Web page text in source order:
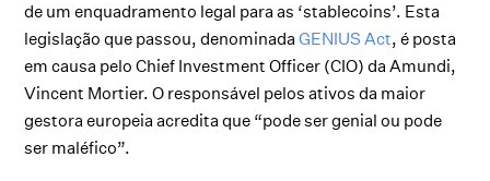
de um enquadramento legal para as ‘stablecoins’. Esta
legislação que passou, denominadaGENIUS Act, é posta
em causa pelo Chief Investment Officer (CIO) da Amundi,
Vincent Mortier. O responsável pelos ativos da maior
gestora europeia acredita que “pode ser genial ou pode
ser maléfico”.